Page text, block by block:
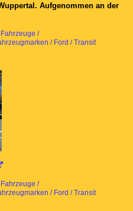
Aufgenommen an der
Fahrzeuge /
/ Ford / Transit
Fahrzeuge /
/ Ford / Transit